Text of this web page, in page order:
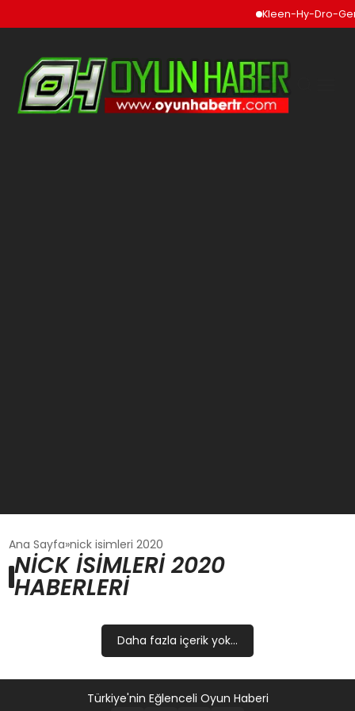
Kleen-Hy-Dro-Gen
GÜNCEL
OYUN HABERLERI
EĞITIM
Ana Sayfa nick isimleri 2020
NICK ISIMLERI 2020
HABERLERI
Daha fazla içerik yok...
Türkiye'nin Eğlenceli Oyun Haberi